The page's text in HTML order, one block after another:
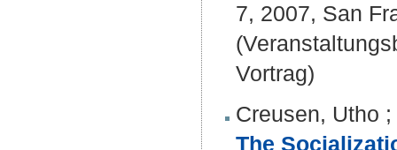
7, 2007, San
Vortrag)
Creusen, Utho ;
The